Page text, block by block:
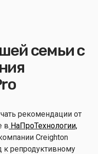
семьи с
рекомендации от
в НаПроТехнологии,
Creighton
к репродуктивному